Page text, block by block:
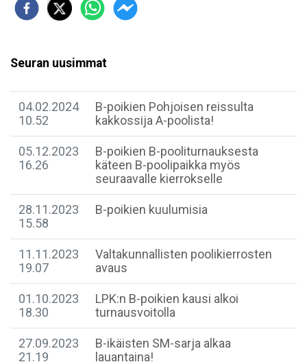
Seuran uusimmat
04.02.2024
10.52
B-poikien Pohjoisen reissulta
kakkossija A-poolista!
05.12.2023
16.26
B-poikien B-pooliturnauksesta
käteen B-poolipaikka myös
seuraavalle kierrokselle
28.11.2023
15.58
B-poikien kuulumisia
11.11.2023
19.07
Valtakunnallisten poolikierrosten
avaus
01.10.2023
18.30
LPK:n B-poikien kausi alkoi
turnausvoitolla
27.09.2023
21.19
B-ikäisten SM-sarja alkaa
lauantaina!